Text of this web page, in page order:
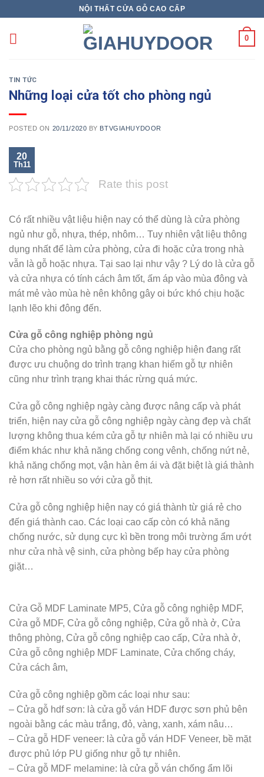
content
NỘI THẤT CỬA GỖ CAO CẤP
0
TIN TỨC
Những loại cửa tốt cho phòng ngủ
POSTED ON 20/11/2020 BY BTVGIAHUYDOOR
20
Th11
Rate this post
Có rất nhiều vật liệu hiện nay có thể dùng là cửa phòng
ngủ như gỗ, nhựa, thép, nhôm… Tuy nhiên vật liệu thông
dụng nhất để làm cửa phòng, cửa đi hoặc cửa trong nhà
vẫn là gỗ hoặc nhựa. Tại sao lại như vậy ? Lý do là cửa gỗ
và cửa nhựa có tính cách âm tốt, ấm áp vào mùa đông và
mát mẻ vào mùa hè nên không gây oi bức khó chịu hoặc
lạnh lẽo khi đông đến.
Cửa gỗ công nghiệp phòng ngủ
Cửa cho phòng ngủ bằng gỗ công nghiệp hiện đang rất
được ưu chuộng do trình trạng khan hiếm gỗ tự nhiên
cũng như trình trạng khai thác rừng quá mức.
Cửa gỗ công nghiệp ngày càng được nâng cấp và phát
triển, hiện nay cửa gỗ công nghiệp ngày càng đẹp và chất
lượng không thua kém cửa gỗ tự nhiên mà lại có nhiều ưu
điểm khác như khả năng chống cong vênh, chống nứt nẻ,
khả năng chống mọt, vận hàn êm ái và đặt biệt là giá thành
rẻ hơn rất nhiều so với cửa gỗ thịt.
Cửa gỗ công nghiệp hiện nay có giá thành từ giá rẻ cho
đến giá thành cao. Các loại cao cấp còn có khả năng
chống nước, sử dụng cực kì bền trong môi trường ẩm ướt
như cửa nhà vệ sinh, cửa phòng bếp hay cửa phòng
giặt…
Cửa Gỗ MDF Laminate MP5, Cửa gỗ công nghiệp MDF,
Cửa gỗ MDF, Cửa gỗ công nghiệp, Cửa gỗ nhà ở, Cửa
thông phòng, Cửa gỗ công nghiệp cao cấp, Cửa nhà ở,
Cửa gỗ công nghiệp MDF Laminate, Cửa chống cháy,
Cửa cách âm,
Cửa gỗ công nghiệp gồm các loại như sau:
– Cửa gỗ hdf sơn: là cửa gỗ ván HDF được sơn phủ bên
ngoài bằng các màu trắng, đỏ, vàng, xanh, xám nâu…
– Cửa gỗ HDF veneer: là cửa gỗ ván HDF Veneer, bề mặt
được phủ lớp PU giống như gỗ tự nhiên.
– Cửa gỗ MDF melamine: là cửa gỗ ván chống ẩm lõi